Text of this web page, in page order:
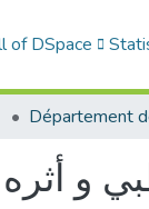
of DSpace
و